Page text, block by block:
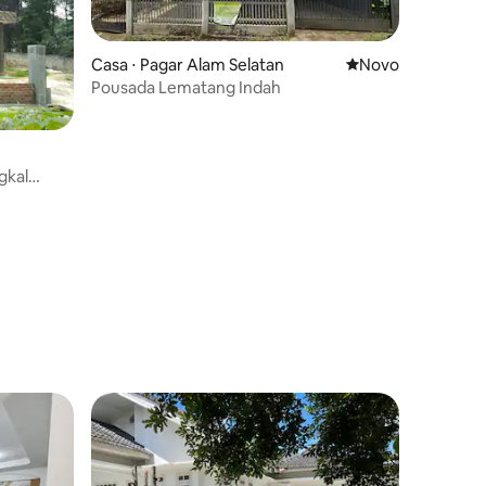
Casa ⋅ Pagar Alam Selatan Novo lugar para
Novo
Pousada Lematang Indah